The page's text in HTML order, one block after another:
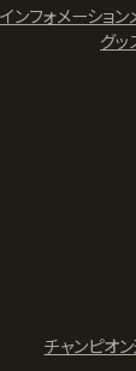
インフォメーション
グッ
チャンピオン